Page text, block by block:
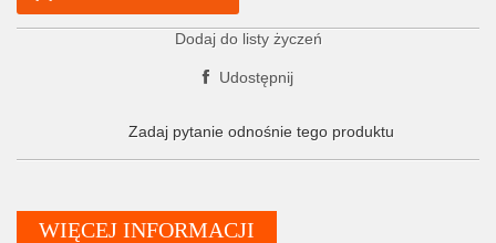
Dodaj do listy życzeń
Udostępnij
Zadaj pytanie odnośnie tego produktu
WIĘCEJ INFORMACJI